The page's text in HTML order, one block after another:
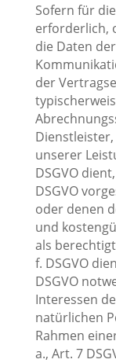
Sofern für
erforderlich,
die Daten
der
unserer
DSGVO
DSGVO
oder denen
und
als
f. DSGVO
DSGVO
Interessen
natürlichen
Rahmen
a., Art. 7